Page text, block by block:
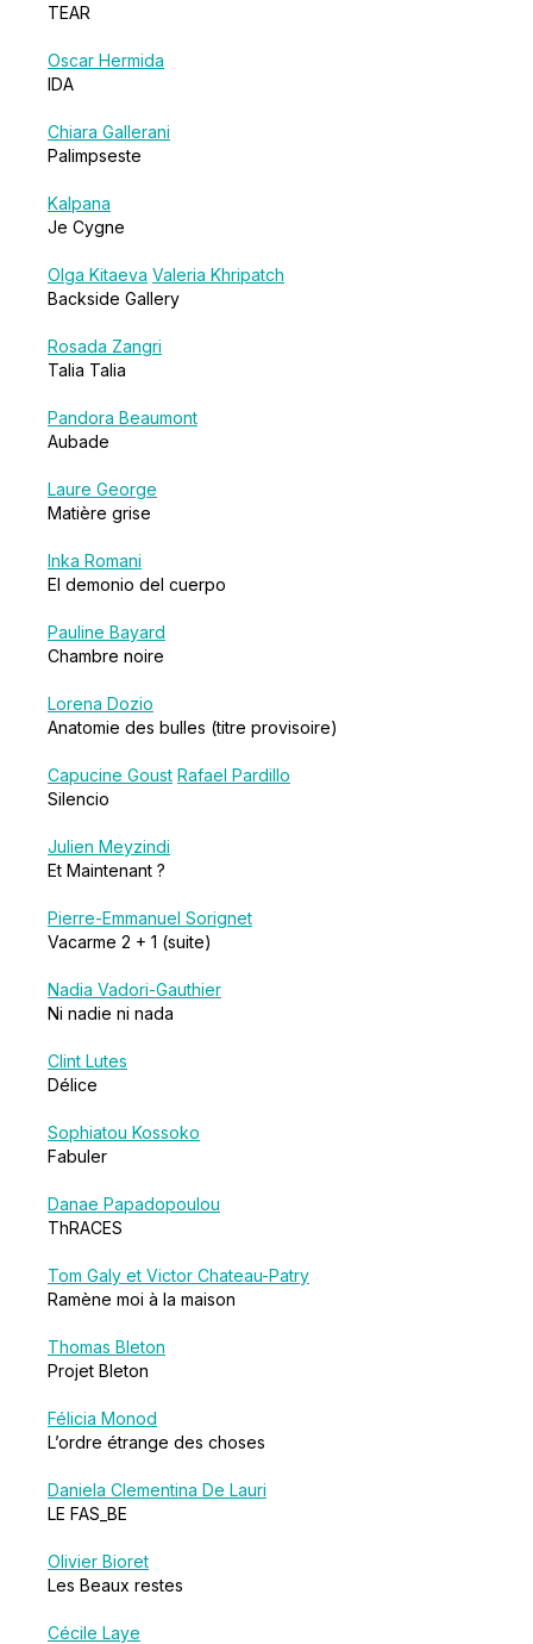
TEAR
Oscar Hermida
IDA
Chiara Gallerani
Palimpseste
Kalpana
Je Cygne
Olga Kitaeva Valeria Khripatch
Backside Gallery
Rosada Zangri
Talia Talia
Pandora Beaumont
Aubade
Laure George
Matière grise
Inka Romani
El demonio del cuerpo
Pauline Bayard
Chambre noire
Lorena Dozio
Anatomie des bulles (titre provisoire)
Capucine Goust Rafael Pardillo
Silencio
Julien Meyzindi
Et Maintenant ?
Pierre-Emmanuel Sorignet
Vacarme 2 + 1 (suite)
Nadia Vadori-Gauthier
Ni nadie ni nada
Clint Lutes
Délice
Sophiatou Kossoko
Fabuler
Danae Papadopoulou
ThRACES
Tom Galy et Victor Chateau-Patry
Ramène moi à la maison
Thomas Bleton
Projet Bleton
Félicia Monod
L’ordre étrange des choses
Daniela Clementina De Lauri
LE FAS_BE
Olivier Bioret
Les Beaux restes
Cécile Laye